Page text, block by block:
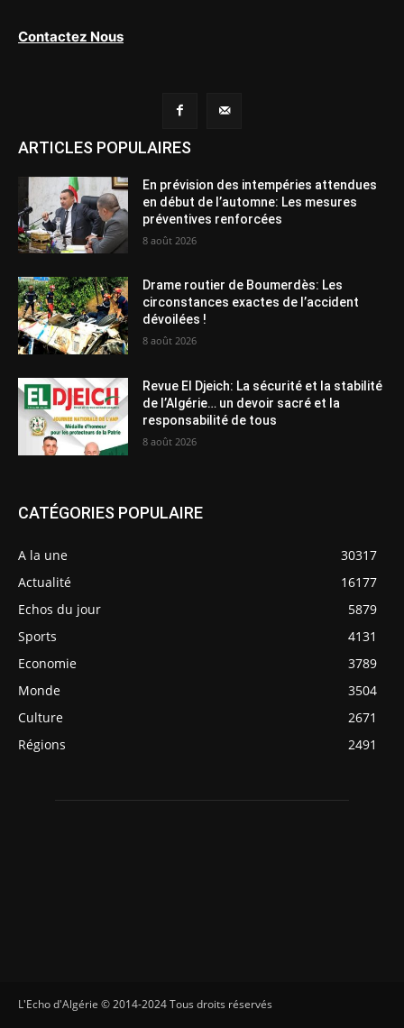
Contactez Nous
ARTICLES POPULAIRES
En prévision des intempéries attendues
en début de l’automne: Les mesures
préventives renforcées
8 août 2026
Drame routier de Boumerdès: Les
circonstances exactes de l’accident
dévoilées !
8 août 2026
Revue El Djeich: La sécurité et la stabilité
de l’Algérie… un devoir sacré et la
responsabilité de tous
8 août 2026
CATÉGORIES POPULAIRE
A la une
30317
Actualité
16177
Echos du jour
5879
Sports
4131
Economie
3789
Monde
3504
Culture
2671
Régions
2491
L'Echo d'Algérie © 2014-2024 Tous droits réservés